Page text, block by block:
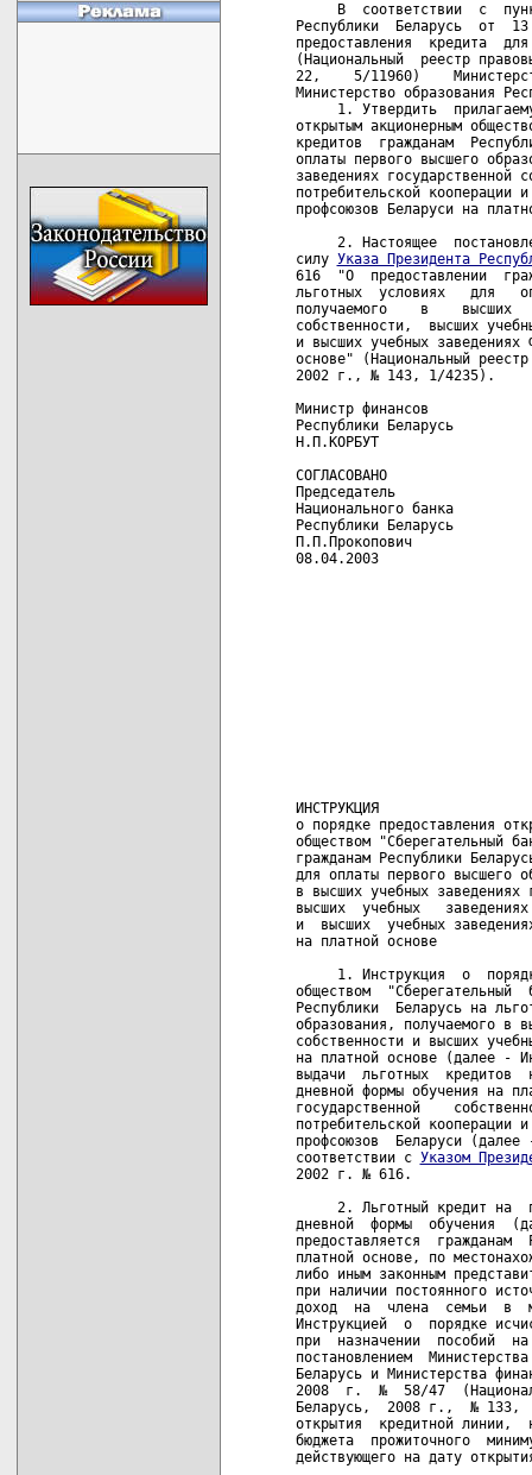
В  соответствии  с
Республики  Беларусь  от
предоставления  кредита
(Национальный  реестр
22,    5/11960)
Министерство образования
1. Утвердить
открытым акционерным
кредитов  гражданам
оплаты первого высшего
заведениях государственной
потребительской
профсоюзов Беларуси на
2. Настоящее
силу Указа Президента
616  "О  предоставлении
льготных  условиях   для
получаемого    в    высших
собственности,  высших
и высших учебных заведениях
основе" (Национальный
2002 г., № 143, 1/4235).
Министр финансов
Республики Беларусь
Н.П.КОРБУТ
СОГЛАСОВАНО
Председатель
Национального банка
Республики Беларусь
П.П.Прокопович
08.04.2003
ИНСТРУКЦИЯ
о порядке предоставления
обществом "Сберегательный
гражданам Республики
для оплаты первого высшего
в высших учебных заведениях
высших  учебных
и  высших  учебных
на платной основе
1. Инструкция  о
обществом  "Сберегательный
Республики  Беларусь на
образования, получаемого в
собственности и высших
на платной основе (далее -
выдачи  льготных  кредитов
дневной формы обучения на
государственной
потребительской
профсоюзов  Беларуси
соответствии с Указом
2002 г. № 616.
2. Льготный кредит на
дневной  формы  обучения
предоставляется
платной основе, по
либо иным законным
при наличии постоянного
доход  на  члена  семьи  в
Инструкцией  о  порядке
при  назначении  пособий
постановлением
Беларусь и Министерства
2008  г.  №  58/47
Беларусь,  2008 г.,  № 133,
открытия  кредитной линии,
бюджета  прожиточного
действующего на дату